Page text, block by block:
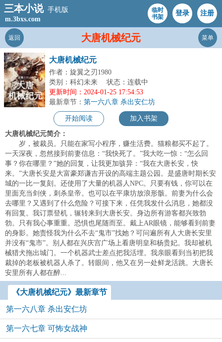
三本小说 手机版
m.3bxs.com
临时
书架
登录 注册
大唐机械纪元
返回 菜单
大唐机械纪元
作者：旋翼之刃1980
类别：科幻未来
状态：连载中
更新时间：2024-01-25 17:54:53
最新章节： 第一六八章 杀出安仁坊
开始阅读 加入书架
大唐机械纪元简介：
岁，被裁员。只能在家写小程序，赚生活费。猫粮都买不起了。
一天深夜，忽然接到前妻信息：“我快死了。”我大吃一惊：“怎么回
事？你在哪里？”她的回复，让我更加骇异：“我在大唐长安，快
来。”大唐长安是大富豪郑谦吉开设的高端主题公园。是盛唐时期长安
城的一比一复刻。还使用了大量的机器人NPC。只要有钱，你可以在
里面充当剑侠，刺杀皇帝。也可以在平康坊放浪形骸。前妻为什么会
去哪里？又遇到了什么危险？可接下来，任凭我发什么消息，她都没
有回复。我订票登机，辗转来到大唐长安。身边所有游客都兴致勃
勃。只有我心事重重。恐惧也尾随而至。戴上AR眼镜，能够看到前妻
的身影。她责怪我为什么不去“鬼市”找她？可问遍所有人大唐长安里
并没有“鬼市”。别人都在兴庆宫广场上看唐明皇和杨贵妃。我却被机
械猎犬拖出城门。一个机器武士差点把我活埋。我亲眼看到当初把我
裁掉的老板被机器人杀了。转眼间，他又在另一处鲜龙活跳。大唐长
安里所有人都在醉...
《大唐机械纪元》最新章节
第一六八章 杀出安仁坊
第一六七章 可怖女战神